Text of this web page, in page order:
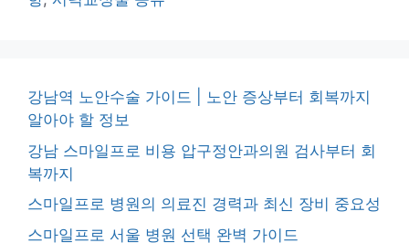
강남역 노안수술 가이드 | 노안 증상부터 회복까지
알아야 할 정보
강남 스마일프로 비용 압구정안과의원 검사부터 회
복까지
스마일프로 병원의 의료진 경력과 최신 장비 중요성
스마일프로 서울 병원 선택 완벽 가이드